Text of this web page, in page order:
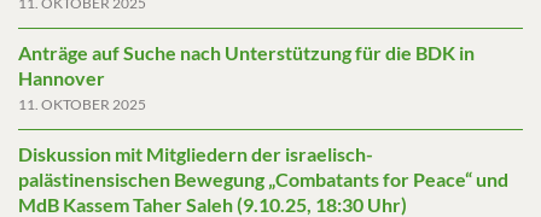
Anträge auf Suche nach Unterstützung für die BDK in
Hannover
11. OKTOBER 2025
Diskussion mit Mitgliedern der israelisch-
palästinensischen Bewegung „Combatants for Peace“ und
MdB Kassem Taher Saleh (9.10.25, 18:30 Uhr)